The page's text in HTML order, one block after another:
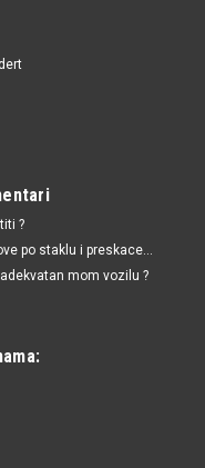
?
po staklu i preskace...
mom vozilu ?